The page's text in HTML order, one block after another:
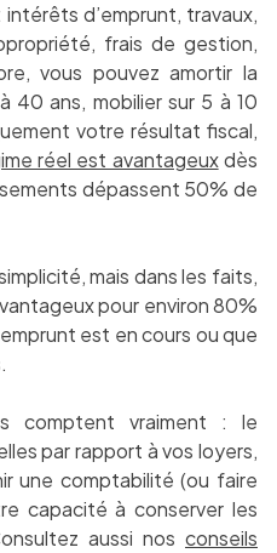
d’emprunt, travaux,
frais de gestion,
vous pouvez amortir la
40 ans, mobilier sur 5 à 10
votre résultat fiscal,
réel est avantageuxdès
dépassent 50% de
mais dans les faits,
pour environ 80%
est en cours ou que
comptent vraiment : le
par rapport à vos loyers,
une comptabilité (ou faire
capacité à conserver les
aussi nos conseils